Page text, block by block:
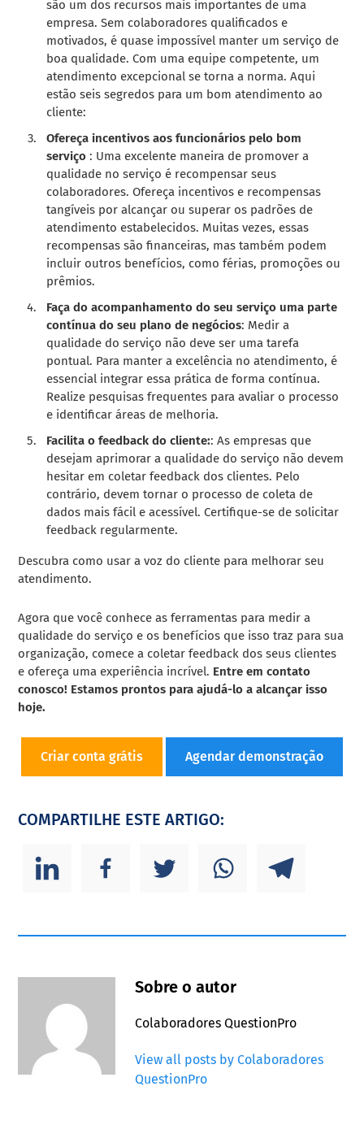
são um dos recursos mais importantes de uma
empresa. Sem colaboradores qualificados e
motivados, é quase impossível manter um serviço de
boa qualidade. Com uma equipe competente, um
atendimento excepcional se torna a norma. Aqui
estão seis segredos para um bom atendimento ao
cliente:
Ofereça incentivos aos funcionários pelo bom
serviço : Uma excelente maneira de promover a
qualidade no serviço é recompensar seus
colaboradores. Ofereça incentivos e recompensas
tangíveis por alcançar ou superar os padrões de
atendimento estabelecidos. Muitas vezes, essas
recompensas são financeiras, mas também podem
incluir outros benefícios, como férias, promoções ou
prêmios.
Faça do acompanhamento do seu serviço uma parte
contínua do seu plano de negócios: Medir a
qualidade do serviço não deve ser uma tarefa
pontual. Para manter a excelência no atendimento, é
essencial integrar essa prática de forma contínua.
Realize pesquisas frequentes para avaliar o processo
e identificar áreas de melhoria.
Facilita o feedback do cliente:: As empresas que
desejam aprimorar a qualidade do serviço não devem
hesitar em coletar feedback dos clientes. Pelo
contrário, devem tornar o processo de coleta de
dados mais fácil e acessível. Certifique-se de solicitar
feedback regularmente.
Descubra como usar a voz do cliente para melhorar seu
atendimento.
Agora que você conhece as ferramentas para medir a
qualidade do serviço e os benefícios que isso traz para sua
organização, comece a coletar feedback dos seus clientes
e ofereça uma experiência incrível. Entre em contato
conosco! Estamos prontos para ajudá-lo a alcançar isso
hoje.
Criar conta grátis Agendar demonstração
COMPARTILHE ESTE ARTIGO:
Sobre o autor
Colaboradores QuestionPro
View all posts by Colaboradores
QuestionPro